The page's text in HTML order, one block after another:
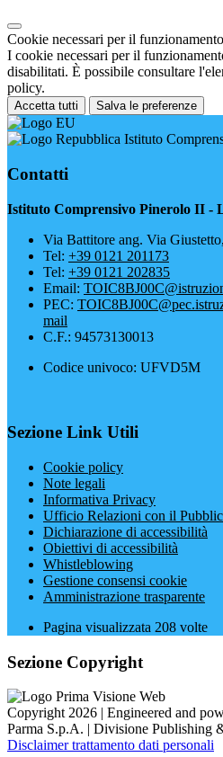
Cookie necessari per il funzionamento
I cookie necessari per il
disabilitati. È possibile consultare
policy.
Accetta tutti Salva le preferenze
Istituto
Contatti
Istituto Comprensivo Pinerolo II -
Via Battitore ang. Via
Tel: +39 0121 201173
Tel: +39 0121 202835
Email:
PEC:
mail
C.F.: 94573130013
Codice univoco: UFVD5M
Sezione Link Utili
Cookie policy
Note legali
Informativa Privacy
Ufficio Relazioni con il
Dichiarazione di accessibilità
Obiettivi di accessibilità
Whistleblowing
Gestione consensi cookie
Amministrazione trasparente
Pagina visualizzata 208 volte
Sezione Copyright
Copyright 2026 | Engineered and
Parma S.p.A. | Divisione Publishing
Disclaimer trattamento dati personali